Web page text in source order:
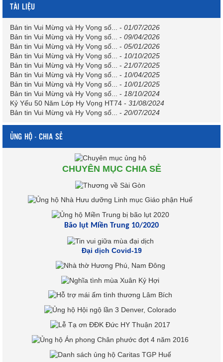
TÀI LIỆU
Bản tin Vui Mừng và Hy Vọng số... - 01/07/2026
Bản tin Vui Mừng và Hy Vọng số...
- 09/04/2026
Bản tin Vui Mừng và Hy Vọng số...
- 05/01/2026
Bản tin Vui Mừng và Hy Vọng số...
- 10/10/2025
Bản tin Vui Mừng và Hy Vọng số...
- 21/07/2025
Bản tin Vui Mừng và Hy Vọng số...
- 10/04/2025
Bản tin Vui Mừng và Hy Vọng số...
- 10/01/2025
Bản tin Vui Mừng và Hy Vọng số...
- 18/10/2024
Kỷ Yếu 50 Năm Lớp Hy Vọng HT74 - 31/08/2024
Bản tin Vui Mừng và Hy Vọng số...
- 20/07/2024
ỦNG HỘ - CHIA SẺ
CHUYÊN MỤC CHIA SẺ
Bão lụt Miền Trung 10/2020
Đại dịch Covid-19